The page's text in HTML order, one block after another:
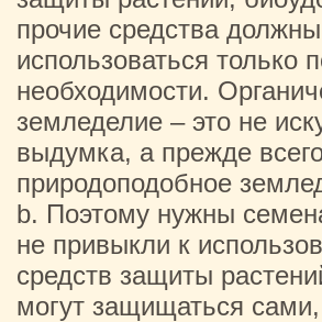
прочие средства должны
использоваться только
необходимости.
земледелие – это не
выдумка, а прежде
природоподобное
b. Поэтому нужны
не привыкли к
средств защиты
могут защищаться